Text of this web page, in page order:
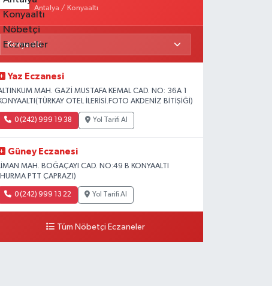
Antalya / Konyaaltı
Yaz Eczanesi
MAH. GAZİ MUSTAFA KEMAL CAD. NO: 36A 1
OTEL İLERİSİ.FOTO AKDENİZ BİTİŞİĞİ)
0 (242) 999 19 38 Yol Tarifi Al
Güney Eczanesi
MAH. BOĞAÇAYI CAD. NO:49 B KONYAALTI
PTT ÇAPRAZI)
0 (242) 999 13 22 Yol Tarifi Al
Tüm Nöbetçi Eczaneler